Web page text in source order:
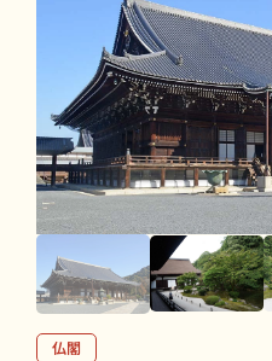
仏閣